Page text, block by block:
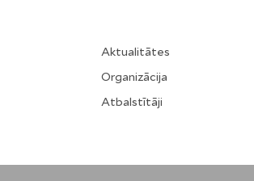
Aktualitātes
Organizācija
Atbalstītāji